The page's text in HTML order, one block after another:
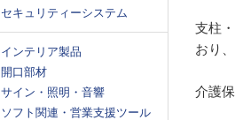
セキュリティーシステム
インテリア製品
開口部材
サイン・照明・音響
ソフト関連・営業支援ツール
支柱
おり
介護